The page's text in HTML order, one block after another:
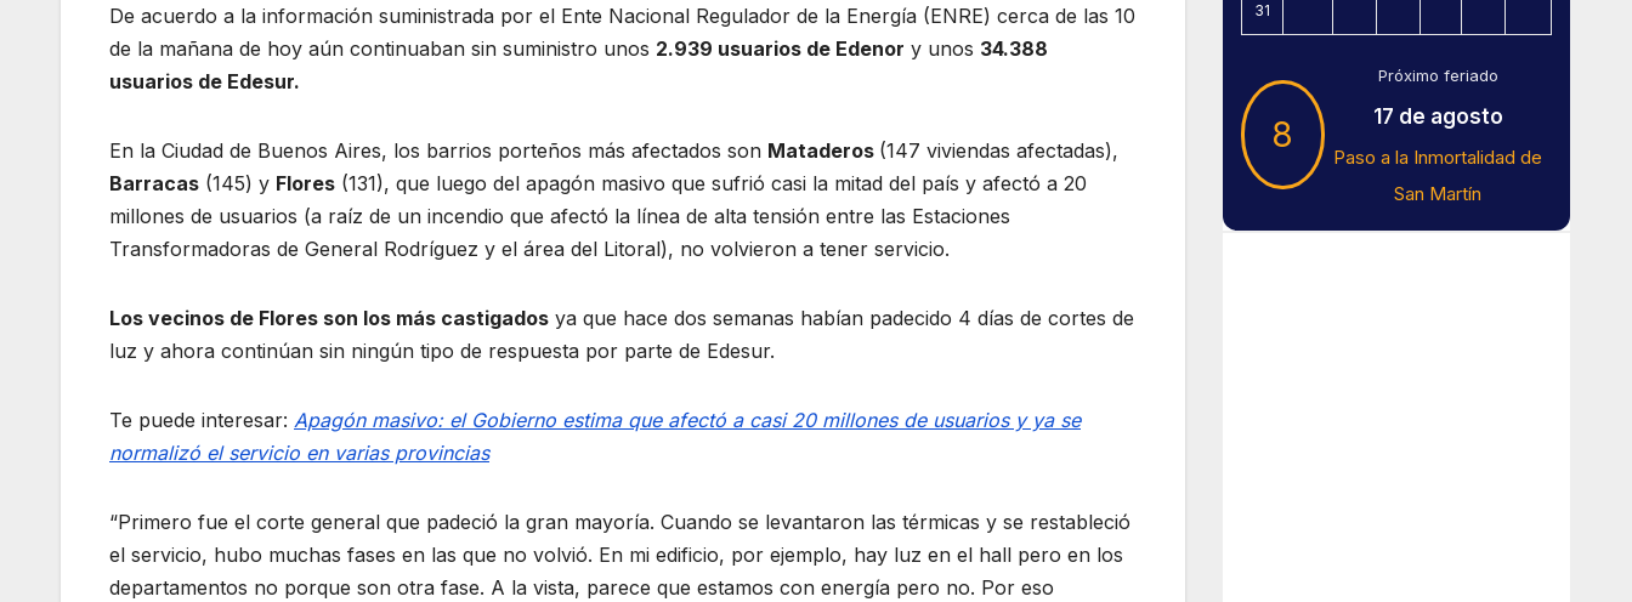
De acuerdo a la información suministrada por el Ente Nacional Regulador de la Energía (ENRE) cerca de las 10
de la mañana de hoy aún continuaban sin suministro unos 2.939 usuarios de Edenor y unos 34.388
usuarios de Edesur.
En la Ciudad de Buenos Aires, los barrios porteños más afectados son Mataderos (147 viviendas afectadas),
Barracas (145) y Flores (131), que luego del apagón masivo que sufrió casi la mitad del país y afectó a 20
millones de usuarios (a raíz de un incendio que afectó la línea de alta tensión entre las Estaciones
Transformadoras de General Rodríguez y el área del Litoral), no volvieron a tener servicio.
Los vecinos de Flores son los más castigados ya que hace dos semanas habían padecido 4 días de cortes de
luz y ahora continúan sin ningún tipo de respuesta por parte de Edesur.
Te puede interesar: Apagón masivo: el Gobierno estima que afectó a casi 20 millones de usuarios y ya se
normalizó el servicio en varias provincias
“Primero fue el corte general que padeció la gran mayoría. Cuando se levantaron las térmicas y se restableció
el servicio, hubo muchas fases en las que no volvió. En mi edificio, por ejemplo, hay luz en el hall pero en los
departamentos no porque son otra fase. A la vista, parece que estamos con energía pero no. Por eso
31
8
Próximo feriado
17 de agosto
Paso a la Inmortalidad de
San Martín